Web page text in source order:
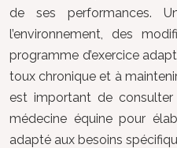
de ses performances.
l’environnement, des
programme d’exercice
toux chronique et à
est important de consulter
médecine équine pour
adapté aux besoins